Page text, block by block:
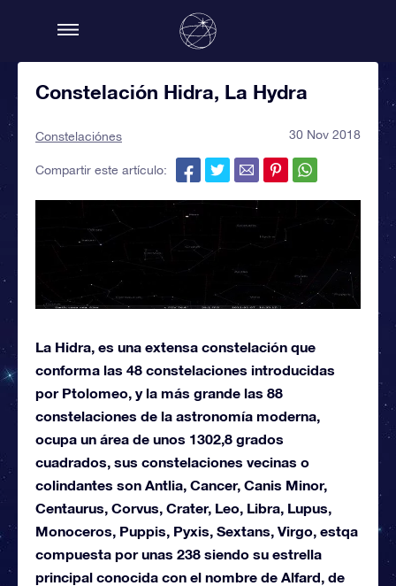
Constelación Hidra, La Hydra
Constelaciónes 30 Nov 2018
Compartir este artículo:
La Hidra, es una extensa constelación que
conforma las 48 constelaciones introducidas
por Ptolomeo, y la más grande las 88
constelaciones de la astronomía moderna,
ocupa un área de unos 1302,8 grados
cuadrados, sus constelaciones vecinas o
colindantes son Antlia, Cancer, Canis Minor,
Centaurus, Corvus, Crater, Leo, Libra, Lupus,
Monoceros, Puppis, Pyxis, Sextans, Virgo, estqa
compuesta por unas 238 siendo su estrella
principal conocida con el nombre de Alfard, de